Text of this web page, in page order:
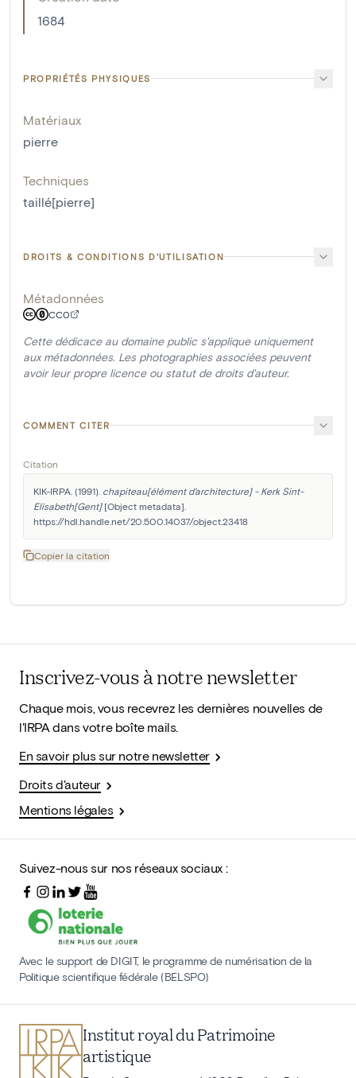
1684
PROPRIÉTÉS PHYSIQUES
Matériaux
pierre
Techniques
taillé[pierre]
DROITS & CONDITIONS D'UTILISATION
Métadonnées
CC0
Cette dédicace au domaine public s'applique uniquement
aux métadonnées. Les photographies associées peuvent
avoir leur propre licence ou statut de droits d'auteur.
COMMENT CITER
Citation
KIK-IRPA. (1991). chapiteau[élément d'architecture] - Kerk Sint-
Elisabeth[Gent] [Object metadata].
https://hdl.handle.net/20.500.14037/object.23418
Copier la citation
Inscrivez-vous à notre newsletter
Chaque mois, vous recevrez les dernières nouvelles de
l'IRPA dans votre boîte mails.
En savoir plus sur notre newsletter
Droits d'auteur
Mentions légales
Suivez-nous sur nos réseaux sociaux :
Avec le support de DIGIT, le programme de numérisation de la
Politique scientifique fédérale (BELSPO)
Institut royal du Patrimoine
artistique